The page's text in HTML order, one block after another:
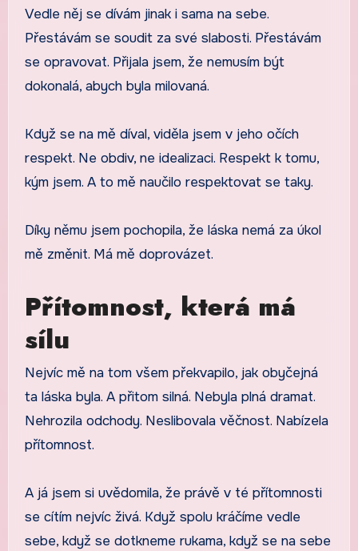
Vedle něj se dívám jinak i sama na sebe.
Přestávám se soudit za své slabosti. Přestávám
se opravovat. Přijala jsem, že nemusím být
dokonalá, abych byla milovaná.
Když se na mě díval, viděla jsem v jeho očích
respekt. Ne obdiv, ne idealizaci. Respekt k tomu,
kým jsem. A to mě naučilo respektovat se taky.
Díky němu jsem pochopila, že láska nemá za úkol
mě změnit. Má mě doprovázet.
Přítomnost, která má
sílu
Nejvíc mě na tom všem překvapilo, jak obyčejná
ta láska byla. A přitom silná. Nebyla plná dramat.
Nehrozila odchody. Neslibovala věčnost. Nabízela
přítomnost.
A já jsem si uvědomila, že právě v té přítomnosti
se cítím nejvíc živá. Když spolu kráčíme vedle
sebe, když se dotkneme rukama, když se na sebe